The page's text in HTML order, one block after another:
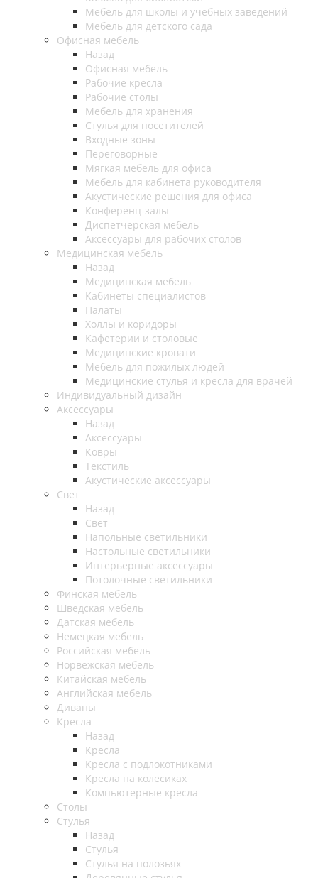
Мебель для школы и учебных заведений
Мебель для детского сада
Офисная мебель
Назад
Офисная мебель
Рабочие кресла
Рабочие столы
Мебель для хранения
Стулья для посетителей
Входные зоны
Переговорные
Мягкая мебель для офиса
Мебель для кабинета руководителя
Акустические решения для офиса
Конференц-залы
Диспетчерская мебель
Аксессуары для рабочих столов
Медицинская мебель
Назад
Медицинская мебель
Кабинеты специалистов
Палаты
Холлы и коридоры
Кафетерии и столовые
Медицинские кровати
Мебель для пожилых людей
Медицинские стулья и кресла для врачей
Индивидуальный дизайн
Аксессуары
Назад
Аксессуары
Ковры
Текстиль
Акустические аксессуары
Свет
Назад
Свет
Напольные светильники
Настольные светильники
Интерьерные аксессуары
Потолочные светильники
Финская мебель
Шведская мебель
Датская мебель
Немецкая мебель
Российская мебель
Норвежская мебель
Китайская мебель
Английская мебель
Диваны
Кресла
Назад
Кресла
Кресла с подлокотниками
Кресла на колесиках
Компьютерные кресла
Столы
Стулья
Назад
Стулья
Стулья на полозьях